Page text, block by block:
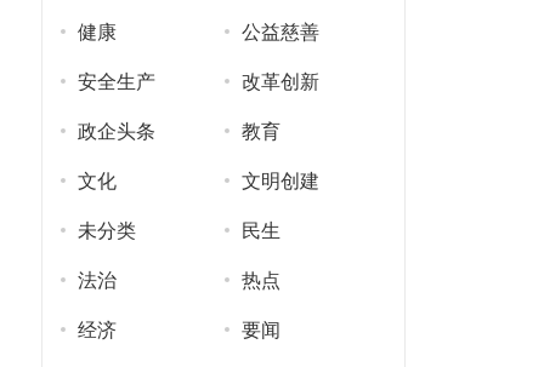
健康 公益慈善
安全生产 改革创新
政企头条 教育
文化 文明创建
未分类 民生
法治 热点
经济 要闻